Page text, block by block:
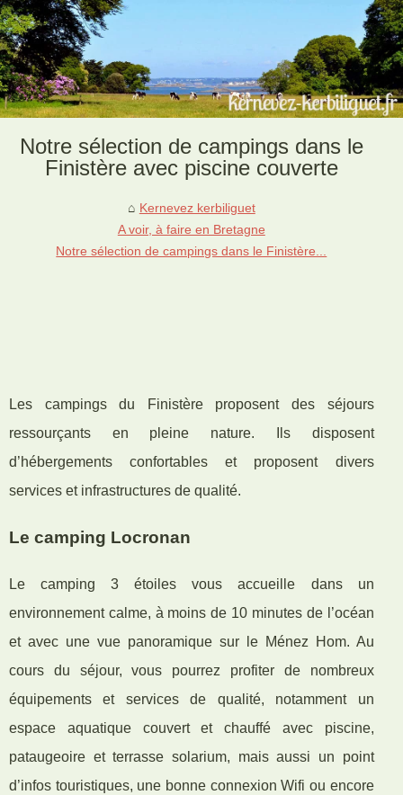
Notre sélection de campings dans le
Finistère avec piscine couverte
Kernevez kerbiliguet
A voir, à faire en Bretagne
Notre sélection de campings dans le Finistère...
Les campings du Finistère proposent des séjours
ressourçants en pleine nature. Ils disposent
d’hébergements confortables et proposent divers
services et infrastructures de qualité.
Le camping Locronan
Le camping 3 étoiles vous accueille dans un
environnement calme, à moins de 10 minutes de l’océan
et avec une vue panoramique sur le Ménez Hom. Au
cours du séjour, vous pourrez profiter de nombreux
équipements et services de qualité, notamment un
espace aquatique couvert et chauffé avec piscine,
pataugeoire et terrasse solarium, mais aussi un point
d’infos touristiques, une bonne connexion Wifi ou encore